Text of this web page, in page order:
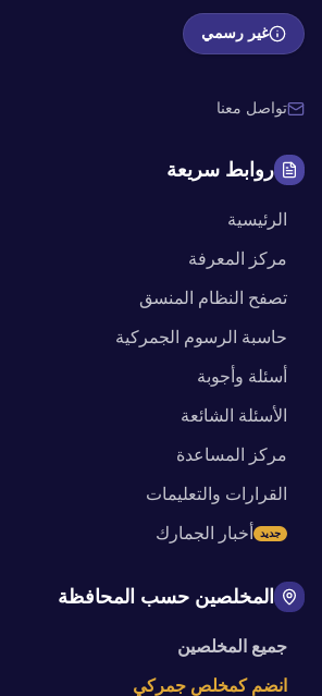
غير رسمي
تواصل معنا
روابط سريعة
الرئيسية
مركز المعرفة
تصفح النظام المنسق
حاسبة الرسوم الجمركية
أسئلة وأجوبة
الأسئلة الشائعة
مركز المساعدة
القرارات والتعليمات
أخبار الجمارك جديد
المخلصين حسب المحافظة
جميع المخلصين
انضم كمخلص جمركي